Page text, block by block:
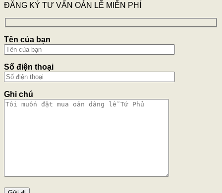
ĐĂNG KÝ TƯ VẤN OẢN LỄ MIỄN PHÍ
Tên của bạn
Số điện thoại
Ghi chú